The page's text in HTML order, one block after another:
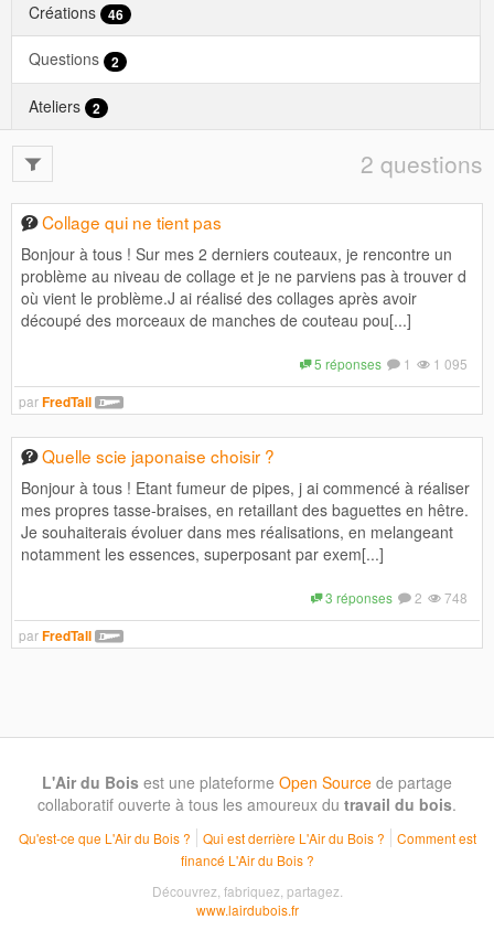
Créations 46
Questions 2
Ateliers 2
2 questions
Collage qui ne tient pas
Bonjour à tous ! Sur mes 2 derniers couteaux, je rencontre un
problème au niveau de collage et je ne parviens pas à trouver d
où vient le problème.J ai réalisé des collages après avoir
découpé des morceaux de manches de couteau pou[...]
1 095
1
5 réponses
parFredTall
Quelle scie japonaise choisir ?
Bonjour à tous ! Etant fumeur de pipes, j ai commencé à réaliser
mes propres tasse-braises, en retaillant des baguettes en hêtre.
Je souhaiterais évoluer dans mes réalisations, en melangeant
notamment les essences, superposant par exem[...]
748
2
3 réponses
parFredTall
L'Air du Bois est une plateforme Open Source de partage
collaboratif ouverte à tous les amoureux du travail du bois.
Qu'est-ce que L'Air du Bois ? Qui est derrière L'Air du Bois ?
Comment est
financé L'Air du Bois ?
Découvrez, fabriquez, partagez.
www.lairdubois.fr